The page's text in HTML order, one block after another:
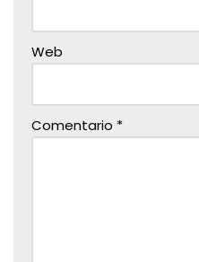
Web
Comentario *